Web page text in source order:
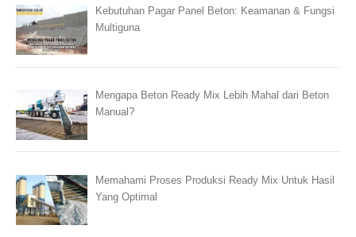
Kebutuhan Pagar Panel Beton: Keamanan & Fungsi
Multiguna
Mengapa Beton Ready Mix Lebih Mahal dari Beton
Manual?
Memahami Proses Produksi Ready Mix Untuk Hasil
Yang Optimal